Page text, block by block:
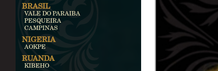
BRASIL
VALE DO PARAIBA
PESQUEIRA
CAMPINAS
NIGERIA
AOKPE
RUANDA
KIBEHO